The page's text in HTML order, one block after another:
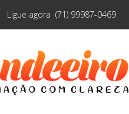
Ligue agora (71) 99987-0469